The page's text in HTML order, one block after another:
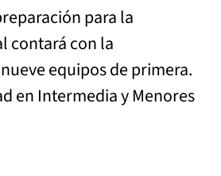
para la
contará con la
equipos de primera.
en Intermedia y Menores